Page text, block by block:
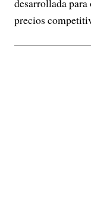
desarrollada
precios